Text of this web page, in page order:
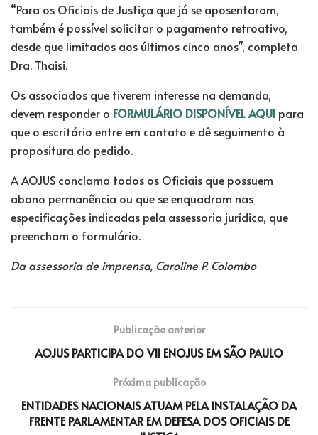
“Para os Oficiais de Justiça que já se aposentaram,
também é possível solicitar o pagamento retroativo,
desde que limitados aos últimos cinco anos”, completa
Dra. Thaisi.
Os associados que tiverem interesse na demanda,
devem responder o FORMULÁRIO DISPONÍVELAQUI para
que o escritório entre em contato e dê seguimento à
propositura do pedido.
A AOJUS conclama todos os Oficiais que possuem
abono permanência ou que se enquadram nas
especificações indicadas pela assessoria jurídica, que
preencham o formulário.
Da assessoria de imprensa, Caroline P. Colombo
Publicação anterior
AOJUS PARTICIPA DO VII ENOJUS EM SÃO PAULO
Próxima publicação
ENTIDADES NACIONAIS ATUAM PELA INSTALAÇÃO DA
FRENTE PARLAMENTAR EM DEFESA DOS OFICIAIS DE